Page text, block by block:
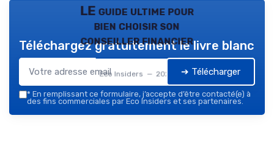
LE guide ultime pour
bien choisir son
conseiller financier
Eco Insiders — 2026
Téléchargez gratuitement le livre blanc
➔ Télécharger
* En remplissant ce formulaire, j’accepte d’être contacté(e) à
des fins commerciales par Eco Insiders et ses partenaires.